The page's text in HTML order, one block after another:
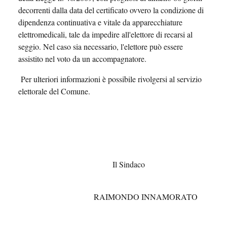
decorrenti dalla data del certificato ovvero la condizione di
dipendenza continuativa e vitale da apparecchiature
elettromedicali, tale da impedire all'elettore di recarsi al
seggio. Nel caso sia necessario, l'elettore può essere
assistito nel voto da un accompagnatore.
Per ulteriori informazioni è possibile rivolgersi al servizio
elettorale del Comune.
Il Sindaco
RAIMONDO INNAMORATO